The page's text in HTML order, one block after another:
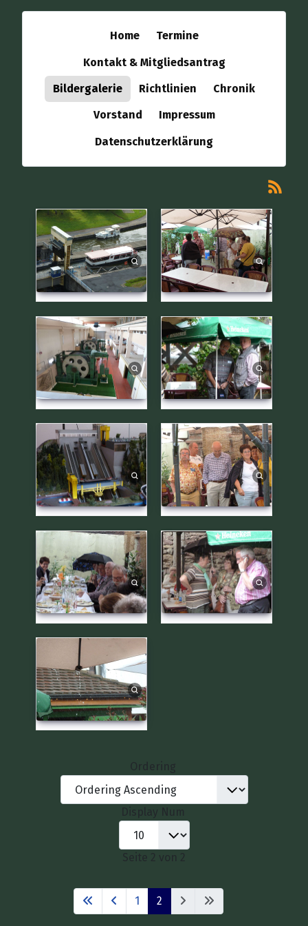
Home Termine
Kontakt & Mitgliedsantrag
Bildergalerie Richtlinien Chronik
Vorstand Impressum
Datenschutzerklärung
Ordering
Display Num
Seite 2 von 2
1 2